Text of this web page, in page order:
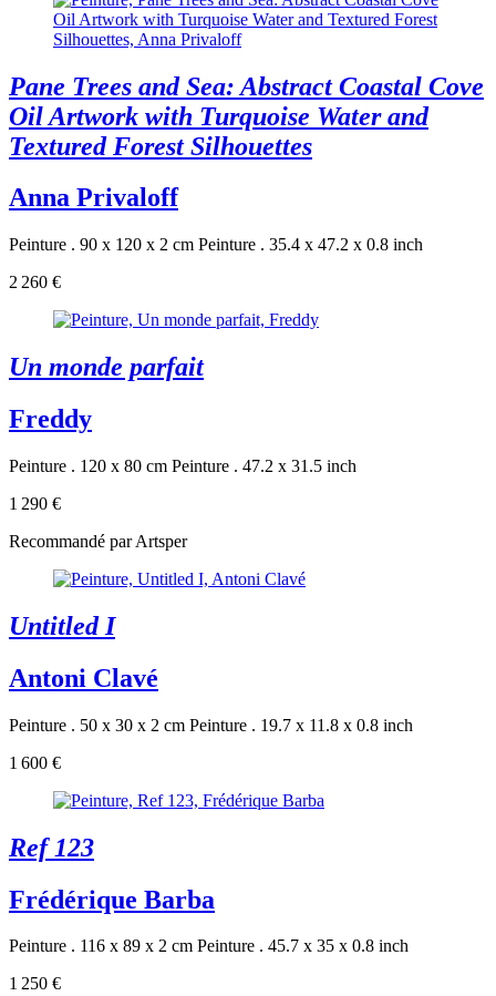
Pane Trees and Sea: Abstract Coastal Cove
Oil Artwork with Turquoise Water and
Textured Forest Silhouettes
Anna Privaloff
Peinture . 90 x 120 x 2 cm Peinture . 35.4 x 47.2 x 0.8 inch
2 260 €
Un monde parfait
Freddy
Peinture . 120 x 80 cm Peinture . 47.2 x 31.5 inch
1 290 €
Recommandé par Artsper
Untitled I
Antoni Clavé
Peinture . 50 x 30 x 2 cm Peinture . 19.7 x 11.8 x 0.8 inch
1 600 €
Ref 123
Frédérique Barba
Peinture . 116 x 89 x 2 cm Peinture . 45.7 x 35 x 0.8 inch
1 250 €